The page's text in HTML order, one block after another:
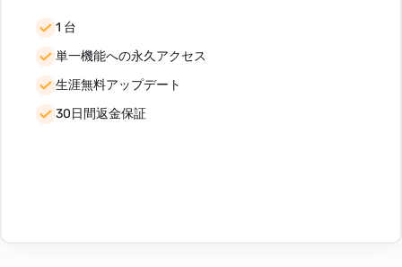
1 台
単一機能への永久アクセス
生涯無料アップデート
30日間返金保証